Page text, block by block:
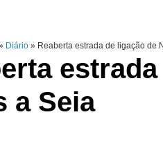
Diário » Reaberta estrada de ligação de
a Seia